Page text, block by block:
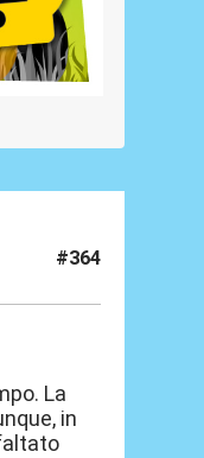
#364
La
in